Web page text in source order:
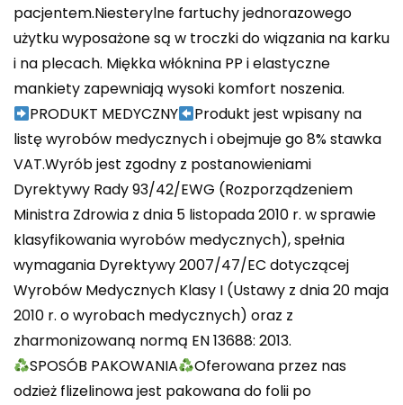
pacjentem.Niesterylne fartuchy jednorazowego
użytku wyposażone są w troczki do wiązania na karku
i na plecach. Miękka włóknina PP i elastyczne
mankiety zapewniają wysoki komfort noszenia.
PRODUKT MEDYCZNY
Produkt jest wpisany na
listę wyrobów medycznych i obejmuje go 8% stawka
VAT.Wyrób jest zgodny z postanowieniami
Dyrektywy Rady 93/42/EWG (Rozporządzeniem
Ministra Zdrowia z dnia 5 listopada 2010 r. w sprawie
klasyfikowania wyrobów medycznych), spełnia
wymagania Dyrektywy 2007/47/EC dotyczącej
Wyrobów Medycznych Klasy I (Ustawy z dnia 20 maja
2010 r. o wyrobach medycznych) oraz z
zharmonizowaną normą EN 13688: 2013.
SPOSÓB PAKOWANIA
Oferowana przez nas
odzież flizelinowa jest pakowana do folii po